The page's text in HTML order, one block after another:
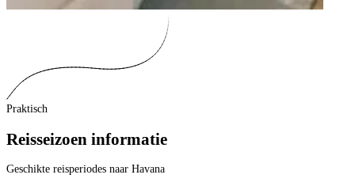
Praktisch
Reisseizoen informatie
Geschikte reisperiodes naar Havana